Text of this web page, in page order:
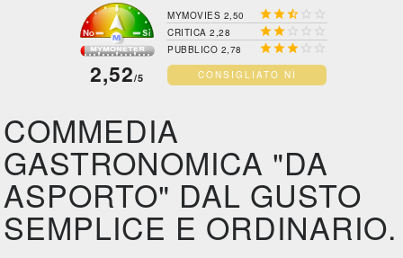
2,52/5
MYMOVIES 2,50   
CRITICA 2,28    
PUBBLICO 2,78   
CONSIGLIATO NÌ
COMMEDIA
GASTRONOMICA "DA
ASPORTO" DAL GUSTO
SEMPLICE E ORDINARIO.